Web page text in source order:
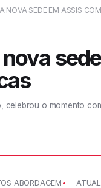
NOVA SEDE EM ASSIS
celebrou o momento
ABORDAGEM